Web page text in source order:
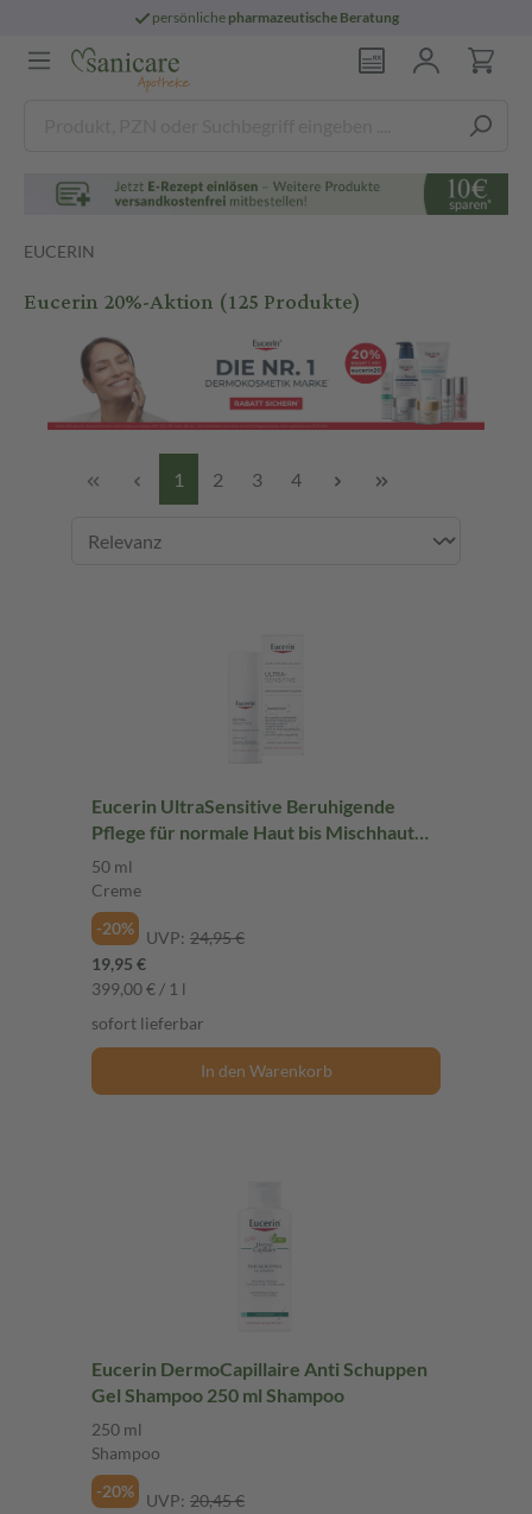
persönliche pharmazeutische Beratung
EUCERIN
Eucerin 20%-Aktion (125 Produkte)
1 2 3 4
Eucerin UltraSensitive Beruhigende
Pflege für normale Haut bis Mischhaut
Creme 50 ml Creme
50 ml
Creme
-20%
UVP: 24,95 €
19,95 €
399,00 € / 1 l
sofort lieferbar
In den Warenkorb
Eucerin DermoCapillaire Anti Schuppen
Gel Shampoo 250 ml Shampoo
250 ml
Shampoo
-20%
UVP: 20,45 €